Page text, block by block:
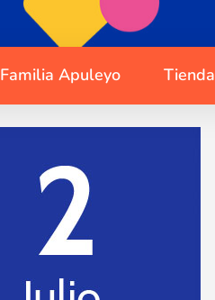
Familia Apuleyo Tienda